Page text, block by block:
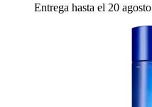
Entrega hasta el 20 agosto